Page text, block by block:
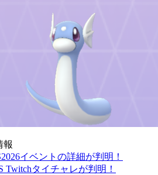
報
イベントの詳細が判明！
Twitchタイチャレが判明！